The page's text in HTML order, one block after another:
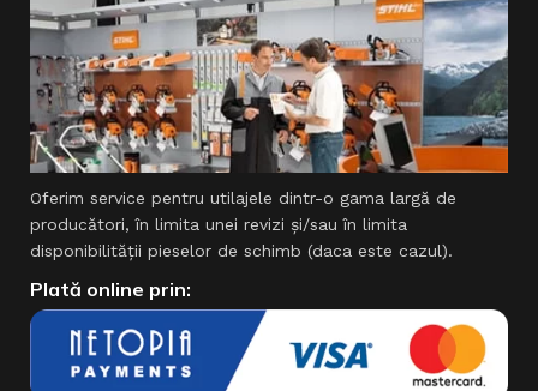
Oferim service pentru utilajele dintr-o gama largă de
producători, în limita unei revizi şi/sau în limita
disponibilităţii pieselor de schimb (daca este cazul).
Plată online prin: